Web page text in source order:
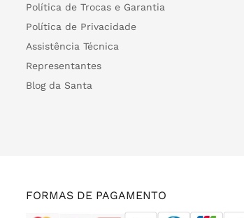
Política de Trocas e Garantia
Política de Privacidade
Assistência Técnica
Representantes
Blog da Santa
FORMAS DE PAGAMENTO